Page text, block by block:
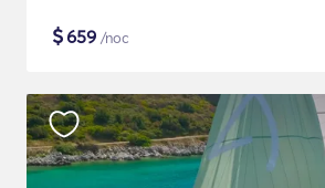
$659 /noc